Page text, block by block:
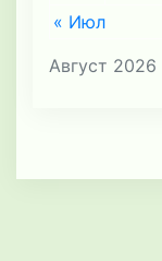
Август 2026
« Июл